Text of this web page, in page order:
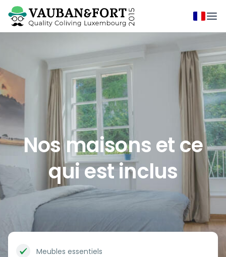
Nos maisons et ce
qui est inclus
Meubles essentiels